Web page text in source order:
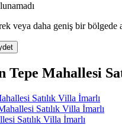
veya daha geniş bir bölgede
Tepe Mahallesi
Satılık Villa İmarlı
Satılık Villa İmarlı
Satılık Villa İmarlı